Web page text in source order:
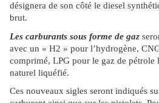
désignera de son côté le diesel
brut.
Les carburants sous forme de gaz
avec un « H2 » pour l’hydrogène,
comprimé, LPG pour le gaz de
naturel liquéfié.
Ces nouveaux sigles seront indiqués